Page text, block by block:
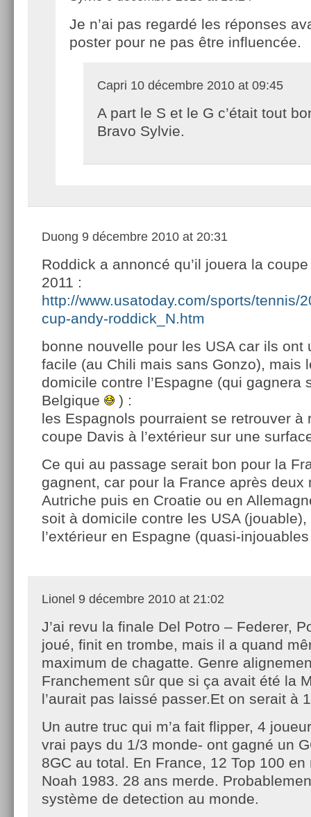
Je n’ai pas regardé les réponses
poster pour ne pas être influencée.
Capri 10 décembre 2010 at 09:45
A part le S et le G c’était tout
Bravo Sylvie.
Duong 9 décembre 2010 at 20:31
Roddick a annoncé qu’il jouera la
2011 :
http://www.usatoday.com/sports/tennis/
cup-andy-roddick_N.htm
bonne nouvelle pour les USA car ils ont
facile (au Chili mais sans Gonzo), mais
domicile contre l’Espagne (qui gagnera
Belgique
) :
les Espagnols pourraient se retrouver à
coupe Davis à l’extérieur sur une
Ce qui au passage serait bon pour la
gagnent, car pour la France après deux
Autriche puis en Croatie ou en
soit à domicile contre les USA
l’extérieur en Espagne (quasi-
Lionel 9 décembre 2010 at 21:02
J’ai revu la finale Del Potro – Federer,
joué, finit en trombe, mais il a quand
maximum de chagatte. Genre
Franchement sûr que si ça avait été la
l’aurait pas laissé passer.Et on serait à
Un autre truc qui m’a fait flipper, 4
vrai pays du 1/3 monde- ont gagné un
8GC au total. En France, 12 Top 100
Noah 1983. 28 ans merde.
système de detection au monde.